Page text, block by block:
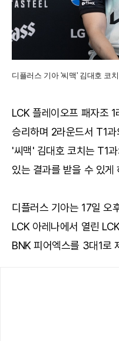
디플러스 기아 '씨맥' 김대호 코치
LCK 플레이오프 패자조
승리하며 2라운드서 T1
'씨맥' 김대호 코치는 T1
있는 결과를 받을 수 있게
디플러스 기아는 17일 오
LCK 아레나에서 열린
BNK 피어엑스를 3대1로